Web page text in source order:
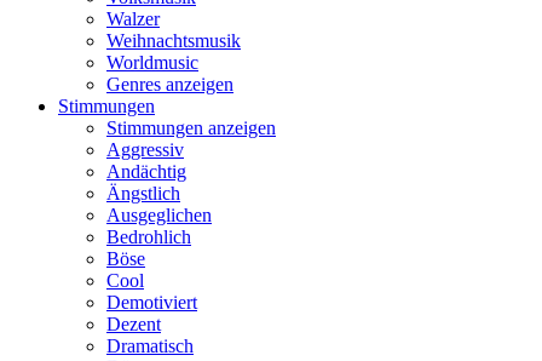
Walzer
Weihnachtsmusik
Worldmusic
Genres anzeigen
Stimmungen
Stimmungen anzeigen
Aggressiv
Andächtig
Ängstlich
Ausgeglichen
Bedrohlich
Böse
Cool
Demotiviert
Dezent
Dramatisch